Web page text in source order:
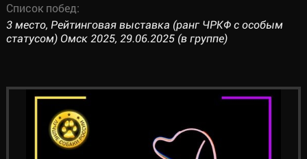
Список побед:
3 место, Рейтинговая выставка (ранг ЧРКФ с особым
статусом) Омск 2025, 29.06.2025 (в группе)